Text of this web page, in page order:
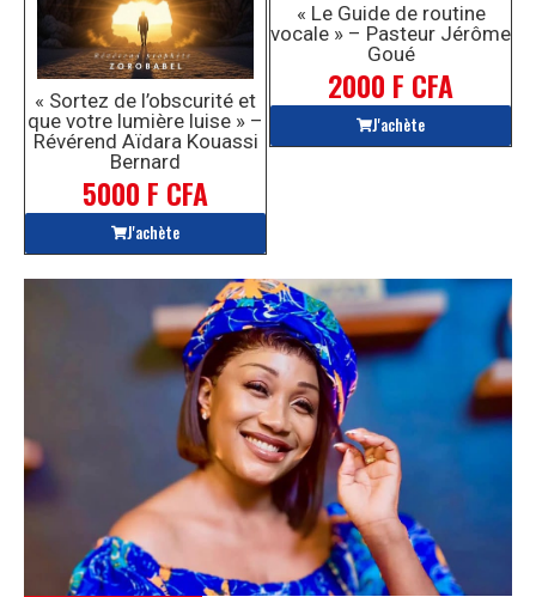
« Sortez de l’obscurité et
que votre lumière luise » –
Révérend Aïdara Kouassi
Bernard
5000 F CFA
J'achète
« Le Guide de routine
vocale » – Pasteur Jérôme
Goué
2000 F CFA
J'achète